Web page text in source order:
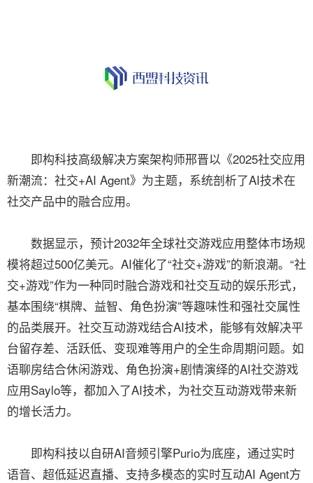
即构科技高级解决方案架构师邢晋以《2025社交应用
新潮流：社交+AI Agent》为主题，系统剖析了AI技术在
社交产品中的融合应用。
数据显示，预计2032年全球社交游戏应用整体市场规
模将超过500亿美元。AI催化了“社交+游戏”的新浪潮。“社
交+游戏”作为一种同时融合游戏和社交互动的娱乐形式，
基本围绕“棋牌、益智、角色扮演”等趣味性和强社交属性
的品类展开。社交互动游戏结合AI技术，能够有效解决平
台留存差、活跃低、变现难等用户的全生命周期问题。如
语聊房结合休闲游戏、角色扮演+剧情演绎的AI社交游戏
应用Saylo等，都加入了AI技术，为社交互动游戏带来新
的增长活力。
即构科技以自研AI音频引擎Purio为底座，通过实时
语音、超低延迟直播、支持多模态的实时互动AI Agent方